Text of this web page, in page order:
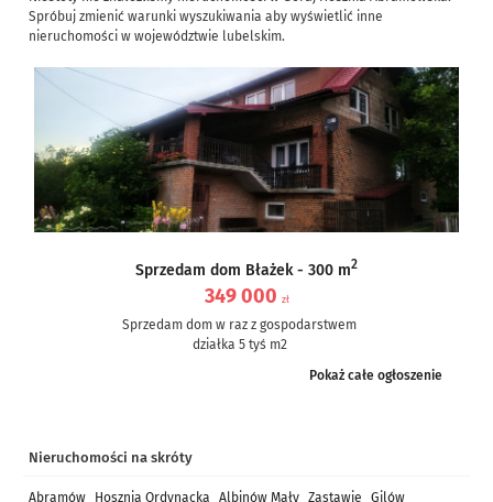
Spróbuj zmienić warunki wyszukiwania aby wyświetlić inne
nieruchomości w województwie lubelskim.
Sprzedam dom Błażek - 300 m2
349 000 zł
Sprzedam dom w raz z gospodarstwem
działka 5 tyś m2
Pokaż całe ogłoszenie
Nieruchomości na skróty
Abramów Hosznia Ordynacka Albinów Mały Zastawie
Gilów